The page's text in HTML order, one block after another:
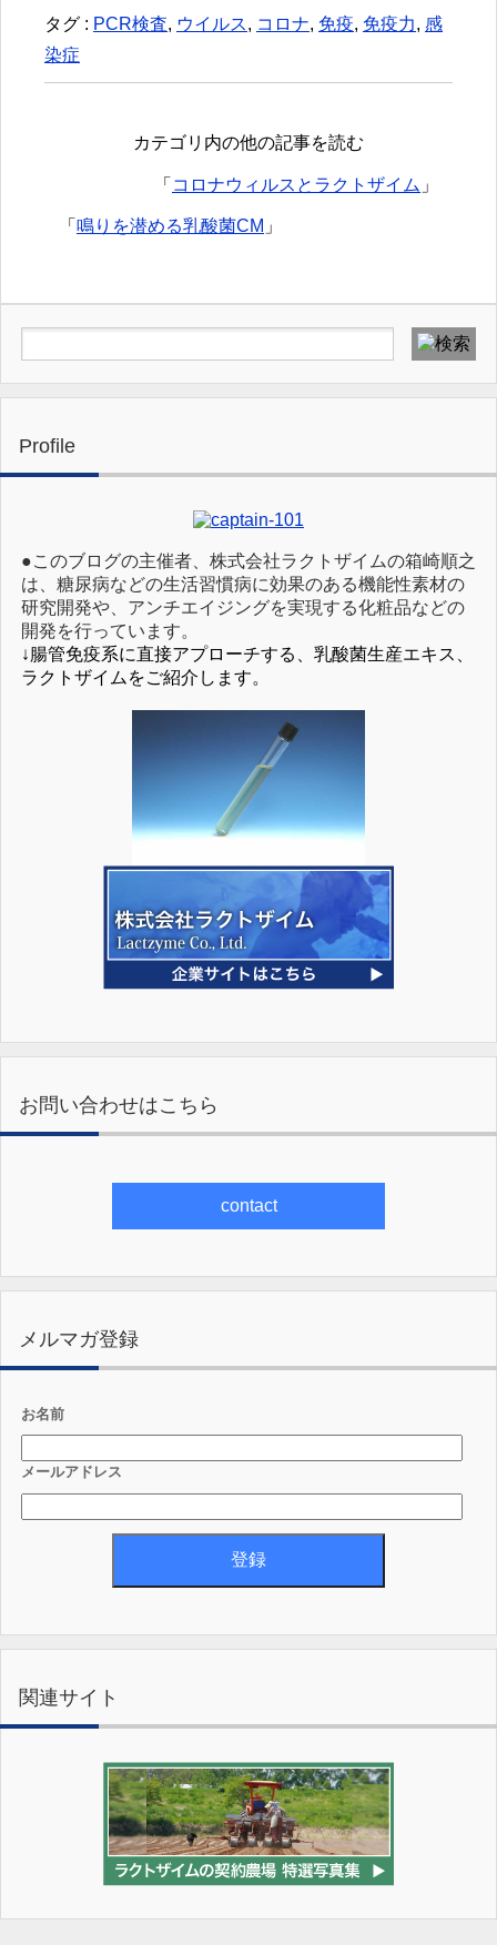
タグ : PCR検査, ウイルス, コロナ, 免疫, 免疫力, 感
染症
カテゴリ内の他の記事を読む
「 コロナウィルスとラクトザイム 」
「 鳴りを潜める乳酸菌CM 」
Profile
●このブログの主催者、株式会社ラクトザイムの箱崎順之
は、糖尿病などの生活習慣病に効果のある機能性素材の
研究開発や、アンチエイジングを実現する化粧品などの
開発を行っています。
↓腸管免疫系に直接アプローチする、乳酸菌生産エキス、
ラクトザイムをご紹介します。
お問い合わせはこちら
contact
メルマガ登録
お名前
メールアドレス
関連サイト